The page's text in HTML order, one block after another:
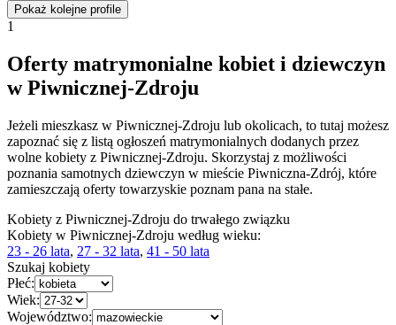
Pokaż kolejne profile
1
Oferty matrymonialne kobiet i dziewczyn
w Piwnicznej-Zdroju
Jeżeli mieszkasz w Piwnicznej-Zdroju lub okolicach, to tutaj możesz
zapoznać się z listą ogłoszeń matrymonialnych dodanych przez
wolne kobiety z Piwnicznej-Zdroju. Skorzystaj z możliwości
poznania samotnych dziewczyn w mieście Piwniczna-Zdrój, które
zamieszczają oferty towarzyskie poznam pana na stałe.
Kobiety z Piwnicznej-Zdroju do trwałego związku
Kobiety w Piwnicznej-Zdroju według wieku:
23 - 26 lata, 27 - 32 lata, 41 - 50 lata
Szukaj kobiety
Płeć:
Wiek:
Województwo: